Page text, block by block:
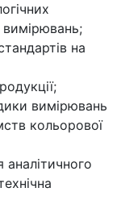
вимірювань;
на
вимірювань
кольорової